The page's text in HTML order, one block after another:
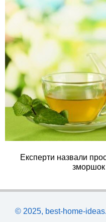
Експерти назвали
зморшок
© 2025, best-home-